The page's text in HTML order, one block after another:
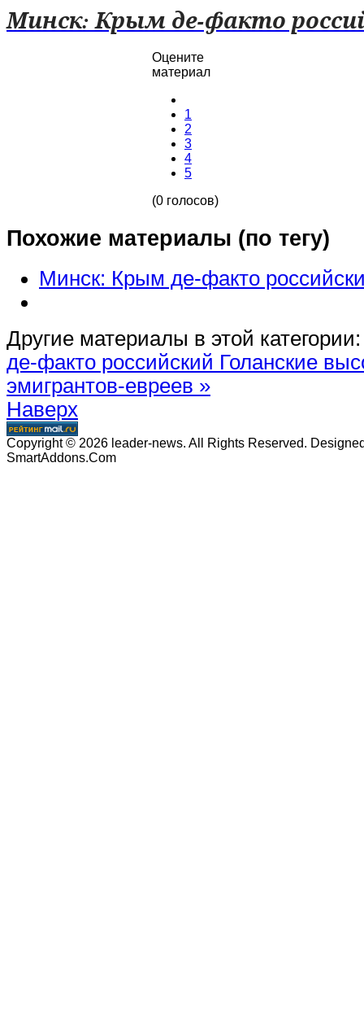
Минск: Крым де-факто
Оцените
материал
1
2
3
4
5
(0 голосов)
Похожие материалы (по тегу)
Минск: Крым де-факто
Другие материалы в этой категории:
де-факто российский Голанские
эмигрантов-евреев »
Наверх
Copyright © 2026 leader-news. All Rights Reserved.
SmartAddons.Com